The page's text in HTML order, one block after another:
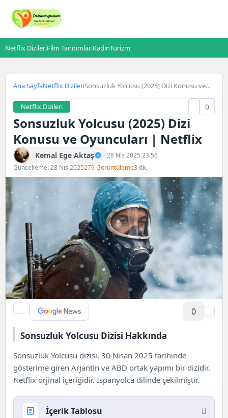
Netflix DizileriFilm TanıtımlarıKadınTurizm
Ana SayfaNetflix DizileriSonsuzluk Yolcusu (2025) Dizi Konusu ve
Netflix Dizileri
0
Sonsuzluk Yolcusu (2025) Dizi
Konusu ve Oyuncuları | Netflix
Kemal Ege Aktaş
28 Nis 2025 23:56
Güncelleme: 28 Nis 2025279 Görüntüleme3 dk.
0
Sonsuzluk Yolcusu Dizisi Hakkında
Sonsuzluk Yolcusu dizisi, 30 Nisan 2025 tarihinde
gösterime giren Arjantin ve ABD ortak yapımı bir dizidir.
Netflix orjinal içeriğidir. İspanyolca dilinde çekilmiştir.
İçerik Tablosu